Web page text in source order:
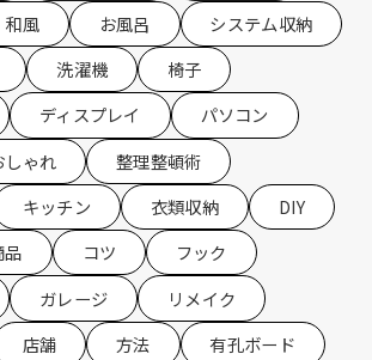
和風 お風呂
システム収納
洗濯機
椅子
ディスプレイ
パソコン
しゃれ
整理整頓術
キッチン 衣類収納
DIY
品 コツ
フック
ガレージ
リメイク
店舗 方法
有孔ボード